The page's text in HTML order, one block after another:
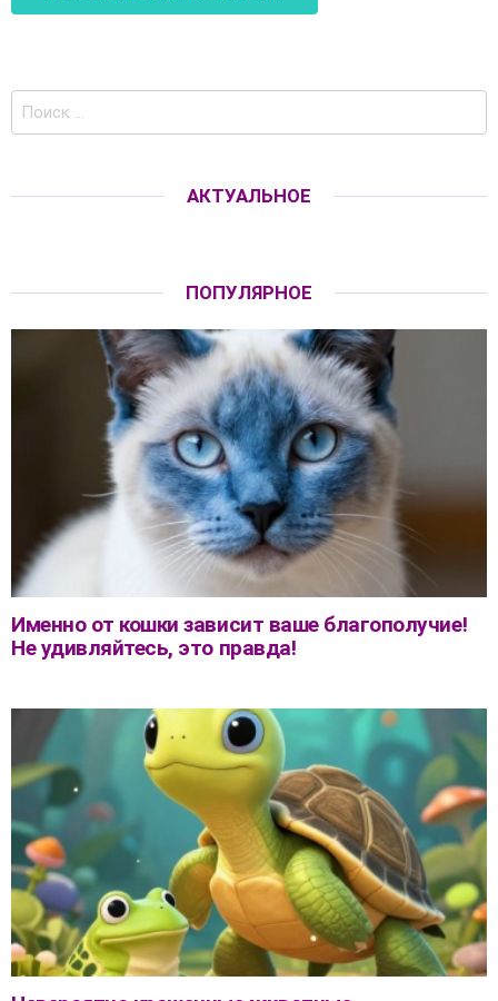
Поиск
по:
АКТУАЛЬНОЕ
ПОПУЛЯРНОЕ
Именно от кошки зависит ваше благополучие!
Не удивляйтесь, это правда!